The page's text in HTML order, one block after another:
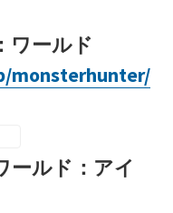
ワールド
monsterhunter/
ールド：アイ